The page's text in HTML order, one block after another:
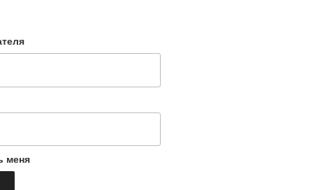
меня